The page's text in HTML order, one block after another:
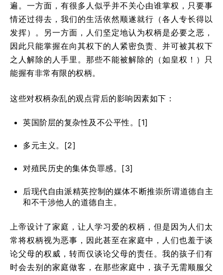
遍。一方面，有很多人似乎并不关心由谁掌权，只要事
情还过得去，我们的生活依然顺遂就行（各人专长得以
发挥）。另一方面，人们坚定地认为权柄是必要之恶，
因此只能掌握在向其权下的人紧密负责、并可被其权下
之人解除的人手里。那些不能被解除的（如皇权！）只
能握有非常有限的权柄。
这些对权柄杂乱的观点背后的影响因素如下：
英国阶层的复杂性及不公平性。[1]
多元主义。[2]
对殖民历史的集体负罪感。[3]
后现代自由派精英控制的媒体不断推崇所谓道德自主
和不干涉他人的道德自主。
上帝设计了家庭，让人学习爱的权柄，但是因为人们太
常将权柄视为恶事，因此甚至在家庭中，人们也羞于谈
论父母的权威，转而仅谈论父母的责任。我的孩子们有
时会去别的家庭做客，在那些家庭中，孩子无需顺服父